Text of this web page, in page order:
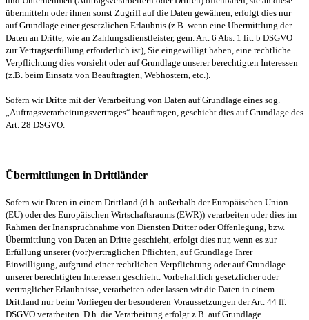
übermitteln oder ihnen sonst Zugriff auf die Daten gewähren, erfolgt dies nur
auf Grundlage einer gesetzlichen Erlaubnis (z.B. wenn eine Übermittlung der
Daten an Dritte, wie an Zahlungsdienstleister, gem. Art. 6 Abs. 1 lit. b DSGVO
zur Vertragserfüllung erforderlich ist), Sie eingewilligt haben, eine rechtliche
Verpflichtung dies vorsieht oder auf Grundlage unserer berechtigten Interessen
(z.B. beim Einsatz von Beauftragten, Webhostern, etc.).
Sofern wir Dritte mit der Verarbeitung von Daten auf Grundlage eines sog.
„Auftragsverarbeitungsvertrages“ beauftragen, geschieht dies auf Grundlage des
Art. 28 DSGVO.
Übermittlungen in Drittländer
Sofern wir Daten in einem Drittland (d.h. außerhalb der Europäischen Union
(EU) oder des Europäischen Wirtschaftsraums (EWR)) verarbeiten oder dies im
Rahmen der Inanspruchnahme von Diensten Dritter oder Offenlegung, bzw.
Übermittlung von Daten an Dritte geschieht, erfolgt dies nur, wenn es zur
Erfüllung unserer (vor)vertraglichen Pflichten, auf Grundlage Ihrer
Einwilligung, aufgrund einer rechtlichen Verpflichtung oder auf Grundlage
unserer berechtigten Interessen geschieht. Vorbehaltlich gesetzlicher oder
vertraglicher Erlaubnisse, verarbeiten oder lassen wir die Daten in einem
Drittland nur beim Vorliegen der besonderen Voraussetzungen der Art. 44 ff.
DSGVO verarbeiten. D.h. die Verarbeitung erfolgt z.B. auf Grundlage